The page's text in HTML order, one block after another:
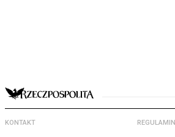
KONTAKT REGULAMIN